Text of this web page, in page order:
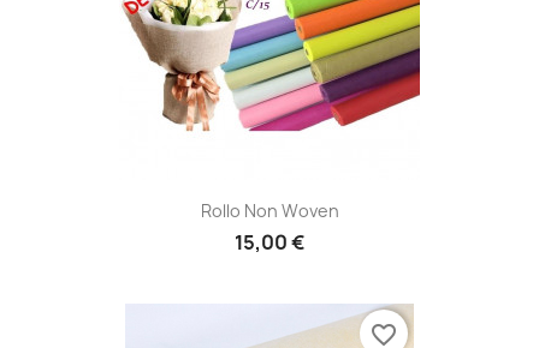
Rollo Non Woven
15,00 €
favorite_border